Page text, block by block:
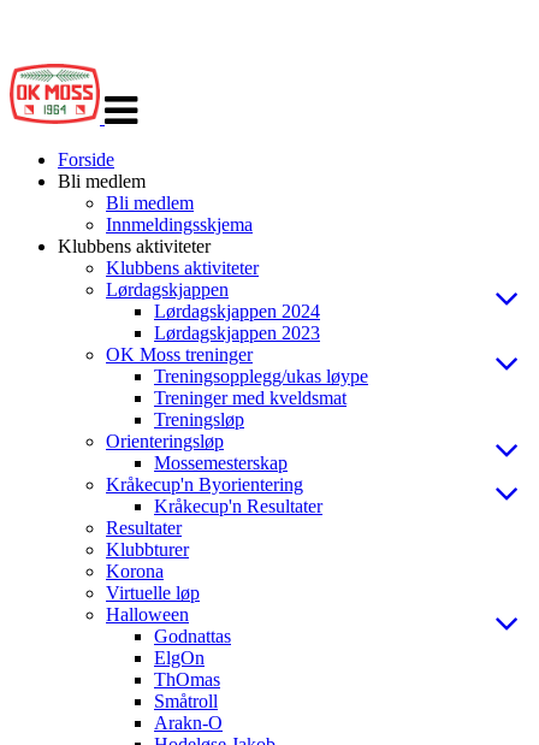
navigasjon
Forside
Bli medlem
Bli medlem
Innmeldingsskjema
Klubbens aktiviteter
Klubbens aktiviteter
Lørdagskjappen
Lørdagskjappen 2024
Lørdagskjappen 2023
OK Moss treninger
Treningsopplegg/ukas løype
Treninger med kveldsmat
Treningsløp
Orienteringsløp
Mossemesterskap
Kråkecup'n Byorientering
Kråkecup'n Resultater
Resultater
Klubbturer
Korona
Virtuelle løp
Halloween
Godnattas
ElgOn
ThOmas
Småtroll
Arakn-O